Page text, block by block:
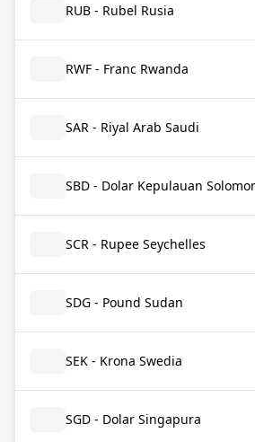
RUB - Rubel Rusia
RWF - Franc Rwanda
SAR - Riyal Arab Saudi
SBD - Dolar Kepulauan
SCR - Rupee Seychelles
SDG - Pound Sudan
SEK - Krona Swedia
SGD - Dolar Singapura